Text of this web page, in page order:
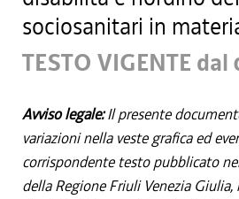
sociosanitari in
TESTO VIGENTE
Avviso legale:Il presente
variazioni nella veste grafica ed
corrispondente testo pubblicato
della Regione Friuli Venezia